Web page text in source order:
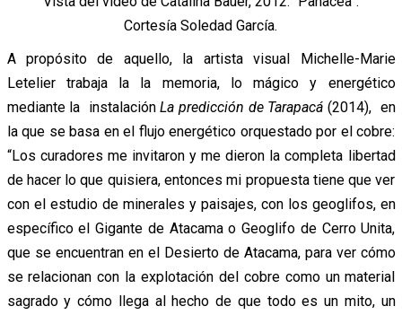
Cortesía Soledad García.
A propósito de aquello, la artista visual Michelle-Marie
Letelier trabaja la la memoria, lo mágico y energético
mediante la instalaciónLa predicción de Tarapacá (2014), en
la que se basa en el flujo energético orquestado por el cobre:
“Los curadores me invitaron y me dieron la completa libertad
de hacer lo que quisiera, entonces mi propuesta tiene que ver
con el estudio de minerales y paisajes, con los geoglifos, en
específico el Gigante de Atacama o Geoglifo de Cerro Unita,
que se encuentran en el Desierto de Atacama, para ver cómo
se relacionan con la explotación del cobre como un material
sagrado y cómo llega al hecho de que todo es un mito, un